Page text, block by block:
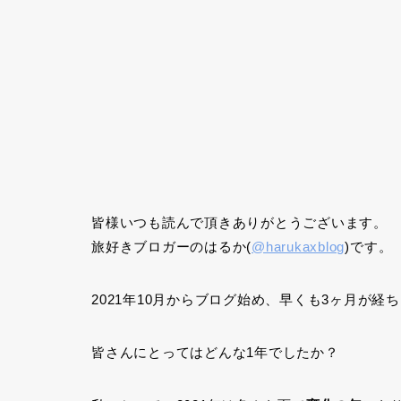
皆様いつも読んで頂きありがとうございます。
旅好きブロガーのはるか(@harukaxblog)です。
2021年10月からブログ始め、早くも3ヶ月が経ち
皆さんにとってはどんな1年でしたか？